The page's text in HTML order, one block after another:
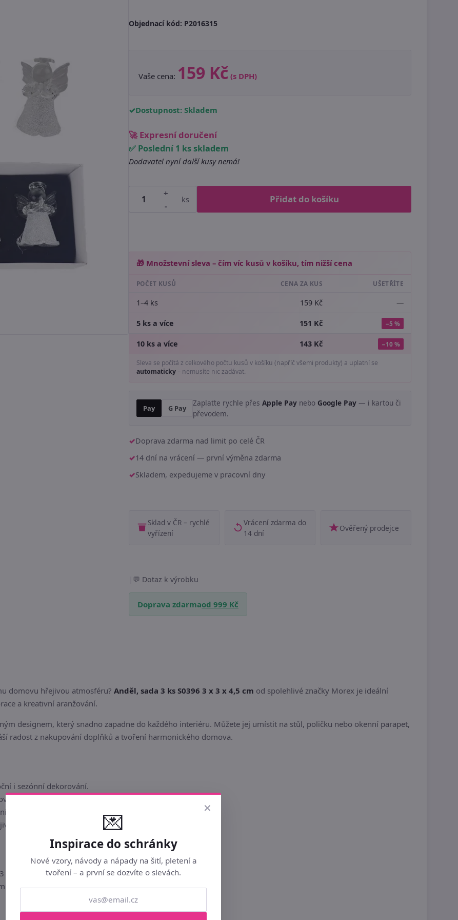
Objednací kód: P2016315
Vaše cena: 159 Kč (s DPH)
Dostupnost: Skladem
🚀 Expresní doručení
✅ Poslední 1 ks skladem
Dodavatel nyní další kusy nemá!
+
-
ks Přidat do košíku
🎁 Množstevní sleva – čím víc kusů v košíku, tím nižší cena
POČET KUSŮ CENA ZA KUS UŠETŘÍTE
1–4 ks 159 Kč —
5 ks a více 151 Kč −5 %
10 ks a více 143 Kč −10 %
Sleva se počítá z celkového počtu kusů v košíku (napříč všemi produkty) a uplatní se
automaticky– nemusíte nic zadávat.
Pay G Pay
Zaplaťte rychle přes Apple Pay nebo Google Pay — i kartou či
převodem.
Doprava zdarma nad limit po celé ČR
14 dní na vrácení — první výměna zdarma
Skladem, expedujeme v pracovní dny
Sklad v ČR – rychlé
vyřízení
Vrácení zdarma do
14 dní
Ověřený prodejce
Dotaz k výrobku
Doprava zdarmaod 999 Kč
domovu hřejivou atmosféru? Anděl, sada 3 ks S0396 3 x 3 x 4,5 cm od spolehlivé značky Morex je ideální
a kreativní aranžování.
designem, který snadno zapadne do každého interiéru. Můžete jej umístit na stůl, poličku nebo okenní parapet,
radost z nakupování doplňků a tvoření harmonického domova.
i sezónní dekorování.
dodavatele Morex.
nápady a floristické kompozice.
atmosféře v každé místnosti.
x 4,5 cm
×
💌
Inspirace do schránky
Nové vzory, návody a nápady na šití, pletení a
tvoření – a první se dozvíte o slevách.